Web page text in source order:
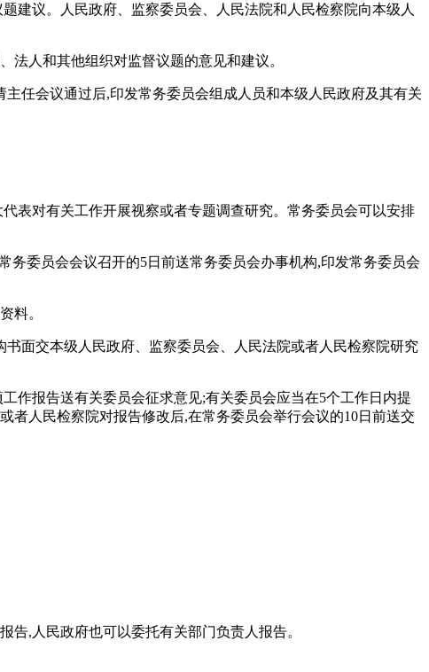
建议。人民政府、监察委员会、人民法院和人民检察院向本级人
人和其他组织对监督议题的意见和建议。
任会议通过后,印发常务委员会组成人员和本级人民政府及其有关
表对有关工作开展视察或者专题调查研究。常务委员会可以安排
务委员会会议召开的5日前送常务委员会办事机构,印发常务委员会
料。
面交本级人民政府、监察委员会、人民法院或者人民检察院研究
作报告送有关委员会征求意见;有关委员会应当在5个工作日内提
者人民检察院对报告修改后,在常务委员会举行会议的10日前送交
,人民政府也可以委托有关部门负责人报告。